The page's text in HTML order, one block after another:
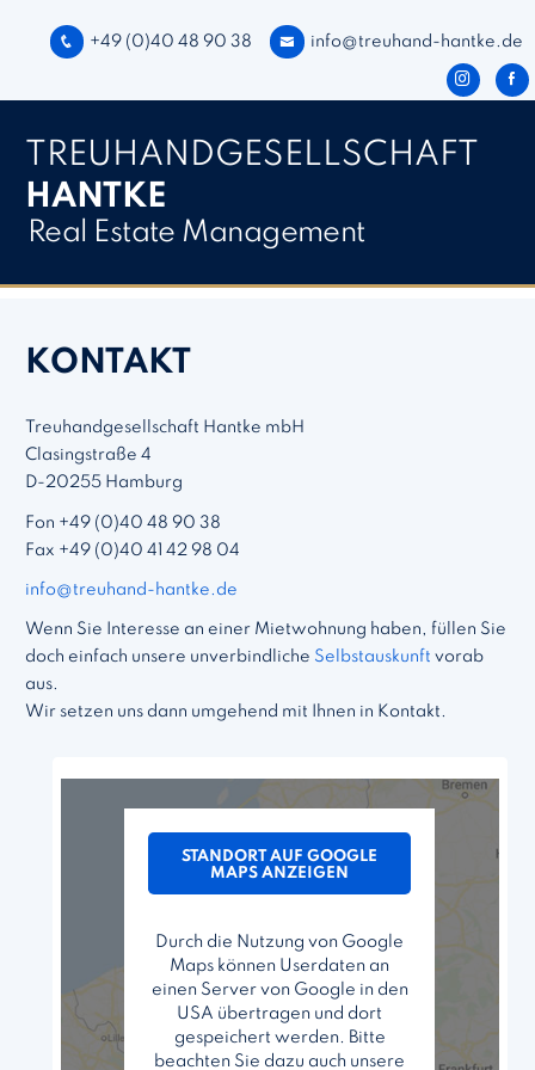
+49 (0)40 48 90 38
info@treuhand-hantke.de
TREUHAND­­GESELLSCHAFT
HANTKE
Real Estate Management
KONTAKT
Treuhandgesellschaft Hantke mbH
Clasingstraße 4
D-20255 Hamburg
Fon +49 (0)40 48 90 38
Fax +49 (0)40 41 42 98 04
info@treuhand-hantke.de
Wenn Sie Interesse an einer Mietwohnung haben, füllen Sie
doch einfach unsere unverbindliche Selbstauskunft vorab
aus.
Wir setzen uns dann umgehend mit Ihnen in Kontakt.
STANDORT AUF GOOGLE
MAPS ANZEIGEN
Durch die Nutzung von Google
Maps können Userdaten an
einen Server von Google in den
USA übertragen und dort
gespeichert werden. Bitte
beachten Sie dazu auch unsere